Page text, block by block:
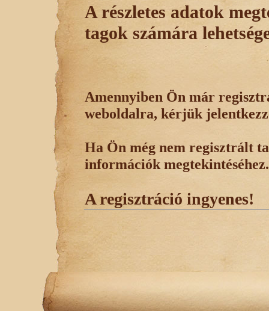
A részletes adatok
tagok számára
Amennyiben Ön már
weboldalra, kérjük
Ha Ön még nem regisztrált
információk megtekintéséhez.
A regisztráció ingyenes!